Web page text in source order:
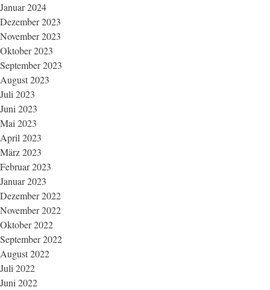
Januar 2024
Dezember 2023
November 2023
Oktober 2023
September 2023
August 2023
Juli 2023
Juni 2023
Mai 2023
April 2023
März 2023
Februar 2023
Januar 2023
Dezember 2022
November 2022
Oktober 2022
September 2022
August 2022
Juli 2022
Juni 2022